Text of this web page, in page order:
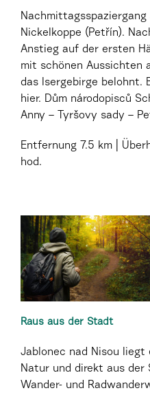
Nickelkoppe (Petřín).
Anstieg auf der ersten
mit schönen Aussichten
das Isergebirge belohnt.
hier. Dům národopisců
Anny – Tyršovy sady –
Entfernung 7.5 km
hod.
Raus aus der Stadt
Jablonec nad Nisou
Natur und direkt aus der
Wander- und